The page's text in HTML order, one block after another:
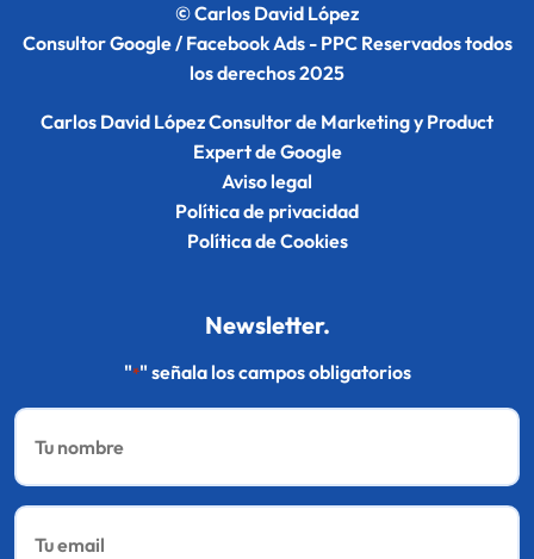
© Carlos David López
Consultor Google / Facebook Ads - PPC Reservados todos
los derechos 2025
Carlos David López Consultor de Marketing y Product
Expert de Google
Aviso legal
Política de privacidad
Política de Cookies
Newsletter.
"*" señala los campos obligatorios